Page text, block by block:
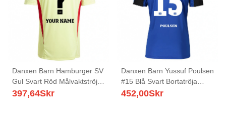
Danxen Barn Hamburger SV
Gul Svart Röd Målvaktströja
2025/26 T-tröja
397,64Skr
Danxen Barn Yussuf Poulsen
#15 Blå Svart Bortatröja
Matchtröjor 2025/26 Tröjor
452,00Skr